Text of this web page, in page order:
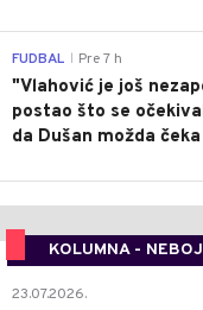
FUDBAL Pre 7 h
"Vlahović je još
postao što se
da Dušan možda
KOLUMNA -
23.07.2026.